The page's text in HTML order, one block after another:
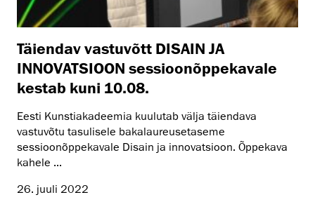
Täiendav vastuvõtt DISAIN JA
INNOVATSIOON sessioonõppekavale
kestab kuni 10.08.
Eesti Kunstiakadeemia kuulutab välja täiendava
vastuvõtu tasulisele bakalaureusetaseme
sessioonõppekavale Disain ja innovatsioon. Õppekava
kahele ...
26. juuli 2022